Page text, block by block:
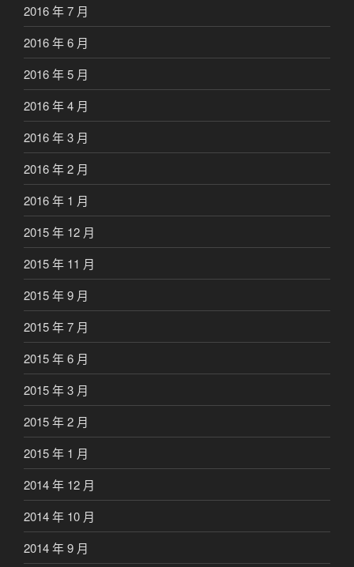
2016 年 7 月
2016 年 6 月
2016 年 5 月
2016 年 4 月
2016 年 3 月
2016 年 2 月
2016 年 1 月
2015 年 12 月
2015 年 11 月
2015 年 9 月
2015 年 7 月
2015 年 6 月
2015 年 3 月
2015 年 2 月
2015 年 1 月
2014 年 12 月
2014 年 10 月
2014 年 9 月